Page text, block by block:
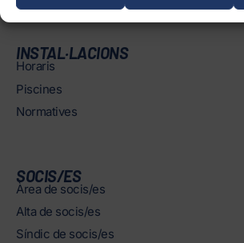
Objectius de Desenvolupament Sostenible
INSTAL·LACIONS
Horaris
Piscines
Normatives
SOCIS/ES
Àrea de socis/es
Alta de socis/es
Síndic de socis/es